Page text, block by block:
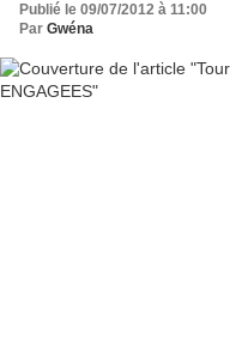
Publié le 09/07/2012 à 11:00
Par Gwéna